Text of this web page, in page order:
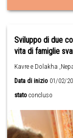
Sviluppo di due
vita di famiglie
Kavre e Dolakha
Data di inizio 01/02/
stato concluso